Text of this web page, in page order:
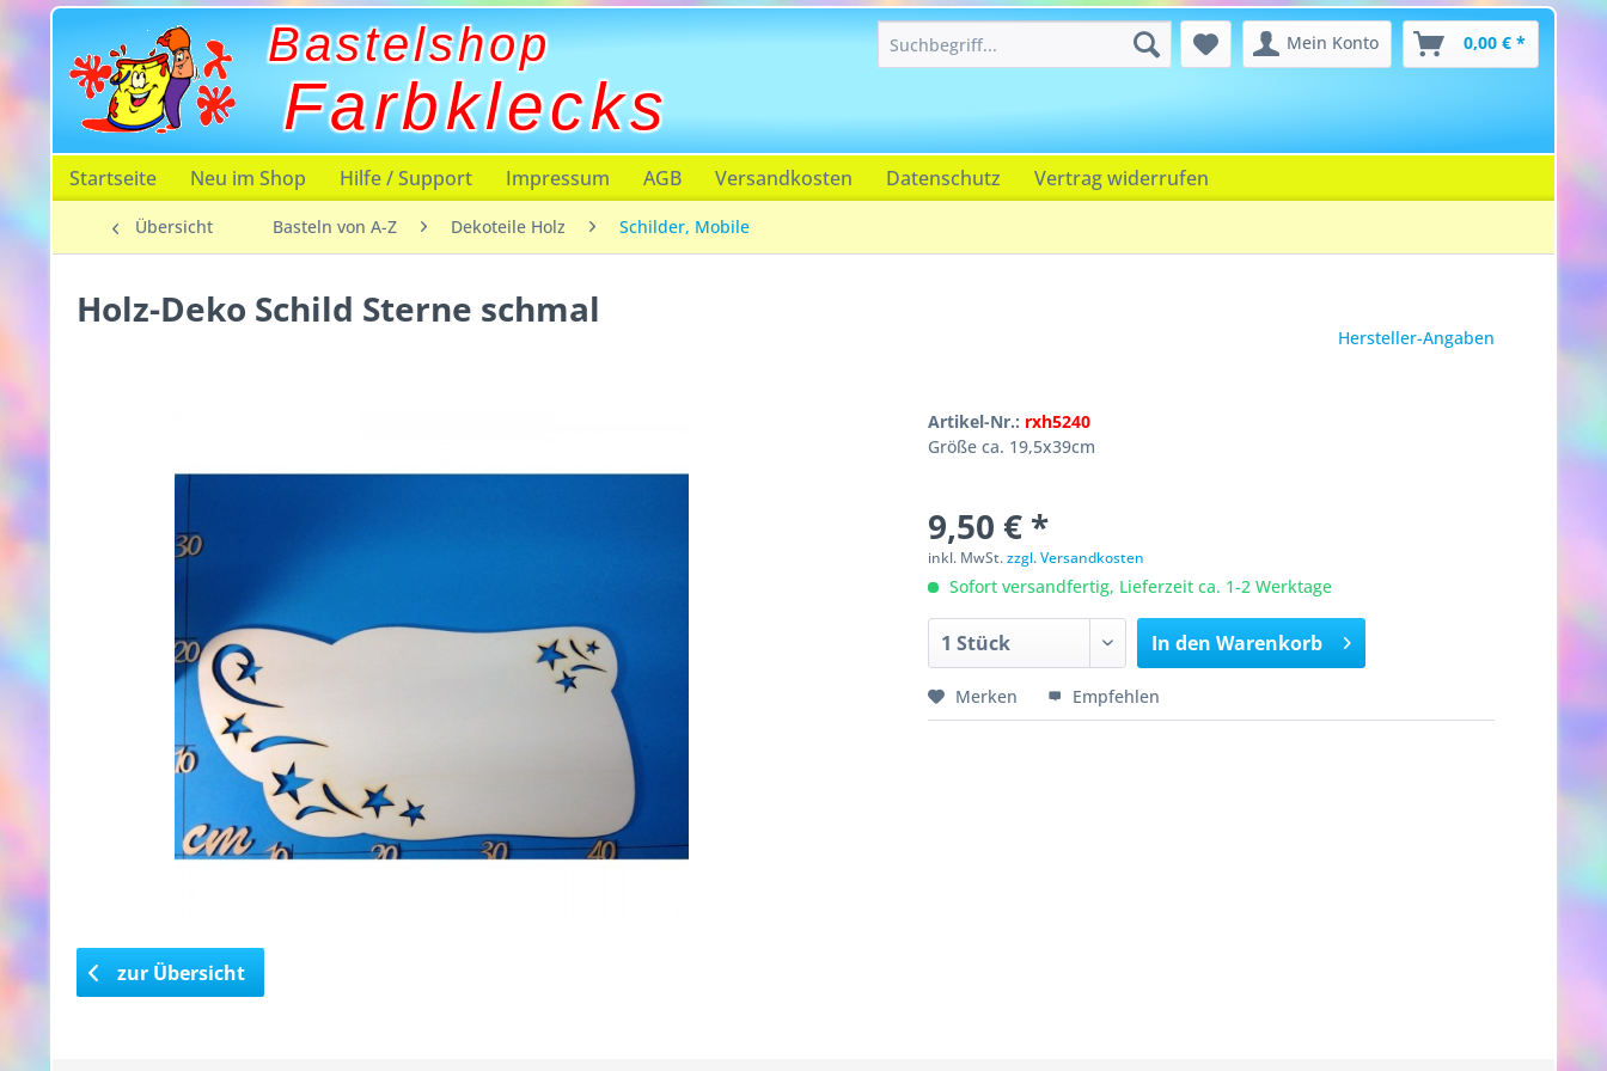
Bastelshop
Farbklecks
Mein Konto 0,00 € *
Startseite Neu im Shop Hilfe / Support Impressum AGB Versandkosten Datenschutz Vertrag widerrufen
Übersicht Basteln von A-Z Dekoteile Holz Schilder, Mobile
Holz-Deko Schild Sterne schmal
Hersteller-Angaben
Artikel-Nr.: rxh5240
Größe ca. 19,5x39cm
9,50 € *
inkl. MwSt.zzgl. Versandkosten
Sofort versandfertig, Lieferzeit ca. 1-2 Werktage
In den Warenkorb
Merken Empfehlen
zur Übersicht